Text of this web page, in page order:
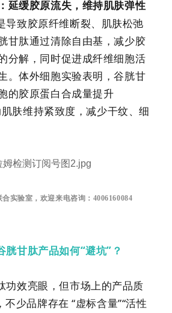
延缓胶原流失，维持肌肤弹性
导致胶原纤维断裂、肌肤松弛
甘肽通过清除自由基，减少胶
分解，同时促进成纤维细胞活
。体外细胞实验表明，谷胱甘
的胶原蛋白合成量提升
肌肤维持紧致度，减少干纹、细
实验室，欢迎来电咨询：4006160084
胱甘肽产品如何“避坑”？
功效亮眼，但市场上的产品质
不少品牌存在 “虚标含量”“活性